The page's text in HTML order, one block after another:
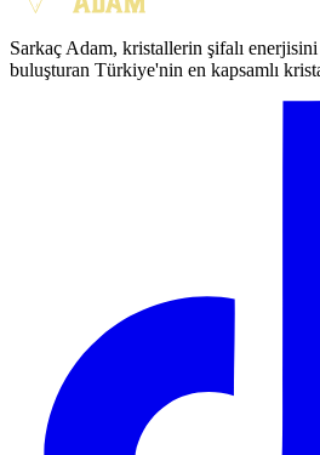
Sarkaç Adam, kristallerin şifalı enerjisini
buluşturan Türkiye'nin en kapsamlı